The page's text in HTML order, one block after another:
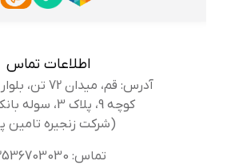
اطلاعات تماس
آدرس: قم، میدان 72 تن، بلوار کوه سفید،
کوچه 9، پلاک 3، سوله بانک کفش
(شرکت زنجیره تامین پویا)
تماس: 02536703030